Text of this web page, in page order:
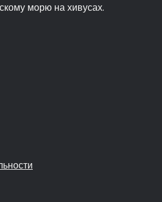
морю на хивусах.